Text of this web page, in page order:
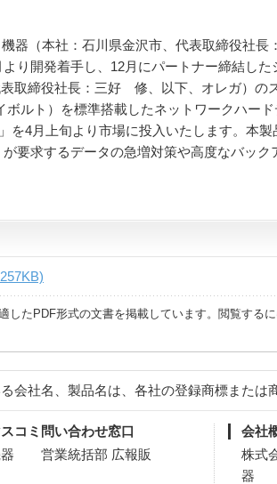
器（本社：石川県金沢市、代表取締役社
り開発着手し、12月にパートナー締結し
表取締役社長：三好 修、以下、オレガ）の
ボルト）を標準搭載したネットワークハー
を4月上旬より市場に投入いたします。本
要求するデータの急増対策や高度なバック
したPDF形式の文書を掲載しています。閲覧するに
会社名、製品名は、各社の登録商標または
コミ問い合わせ窓口
器 営業統括部 広報販
会社
株式
器